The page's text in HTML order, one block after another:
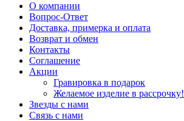
О компании
Вопрос-Ответ
Доставка, примерка и оплата
Возврат и обмен
Контакты
Соглашение
Акции
Гравировка в подарок
Желаемое изделие в рассрочку!
Звезды с нами
Связь с нами